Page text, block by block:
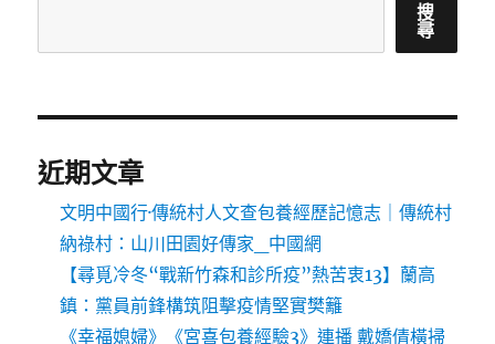
搜
尋
近期文章
文明中國行·傳統村人文查包養經歷記憶志｜傳統村
納祿村：山川田園好傳家_中國網
【尋覓冷冬“戰新竹森和診所疫”熱苦衷13】蘭高
鎮：黨員前鋒構筑阻擊疫情堅實樊籬
《幸福媳婦》《宮喜包養經驗3》連播 戴嬌倩橫掃